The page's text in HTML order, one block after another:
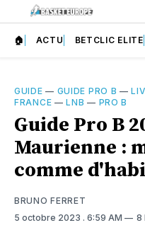
🏠 ACTU BETCLIC ELITE
GUIDE — GUIDE PRO B —
FRANCE —LNB — PRO B
Guide Pro B
Maurienne :
comme
BRUNO FERRET
5 octobre 2023 . 6:59 AM 8